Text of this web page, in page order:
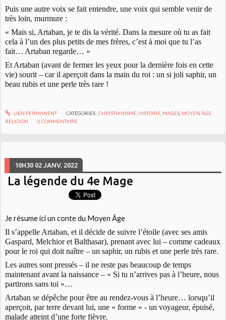
Puis une autre voix se fait entendre, une voix qui semble venir de
très loin, murmure :
« Mais si, Artaban, je te dis la vérité. Dans la mesure où tu as fait
cela à l’un des plus petits de mes frères, c’est à moi que tu l’as
fait… Artaban regarde… »
Et Artaban (avant de fermer les yeux pour la dernière fois en cette
vie) sourit – car il aperçoit dans la main du roi : un si joli saphir, un
beau rubis et une perle très rare !
LIEN PERMANENT CATÉGORIES :CHRISTIANISME, HISTOIRE, MAGES, MOYEN ÂGE,
RELIGION
0 COMMENTAIRE
10H30 02 JANV. 2022
La légende du 4e Mage
Je résume ici un conte du Moyen Âge
Il s’appelle Artaban, et il décide de suivre l’étoile (avec ses amis
Gaspard, Melchior et Balthasar), prenant avec lui – comme cadeaux
pour le roi qui doit naître – un saphir, un rubis et une perle très rare.
Les autres sont pressés – il ne reste pas beaucoup de temps
maintenant avant la naissance – « Si tu n’arrives pas à l’heure, nous
partirons sans toi »…
Artaban se dépêche pour être au rendez-vous à l’heure… lorsqu’il
aperçoit, par terre devant lui, une « forme » - un voyageur, épuisé,
malade atteint d’une forte fièvre.